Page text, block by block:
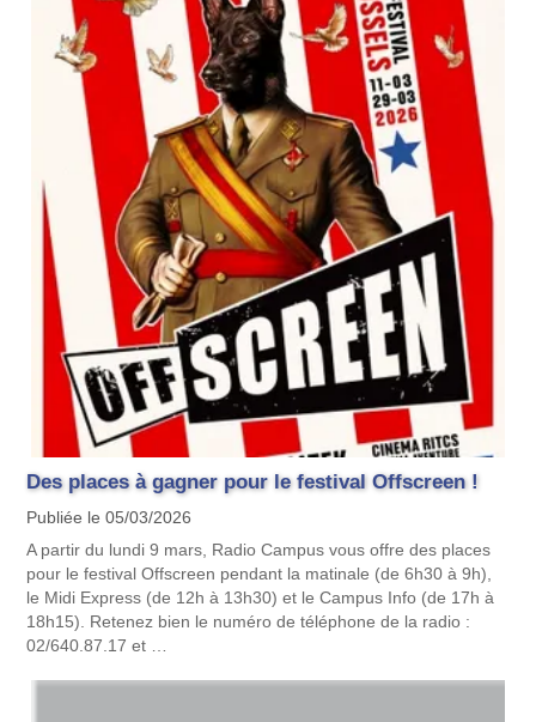
Des places à gagner pour le festival Offscreen !
Publiée le 05/03/2026
A partir du lundi 9 mars, Radio Campus vous offre des places
pour le festival Offscreen pendant la matinale (de 6h30 à 9h),
le Midi Express (de 12h à 13h30) et le Campus Info (de 17h à
18h15). Retenez bien le numéro de téléphone de la radio :
02/640.87.17 et …